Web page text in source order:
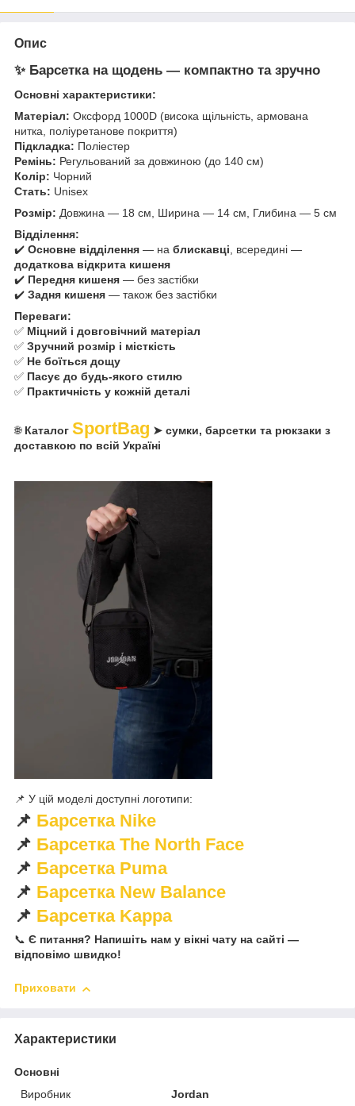
Опис
✨ Барсетка на щодень — компактно та зручно
Основні характеристики:
Матеріал: Оксфорд 1000D (висока щільність, армована
нитка, поліуретанове покриття)
Підкладка: Поліестер
Ремінь: Регульований за довжиною (до 140 см)
Колір: Чорний
Стать: Unisex
Розмір: Довжина — 18 см, Ширина — 14 см, Глибина — 5 см
Відділення:
✔️ Основне відділення — на блискавці , всередині —
додаткова відкрита кишеня
✔️ Передня кишеня — без застібки
✔️ Задня кишеня — також без застібки
Переваги:
✅ Міцний і довговічний матеріал
✅ Зручний розмір і місткість
✅ Не боїться дощу
✅ Пасує до будь-якого стилю
✅ Практичність у кожній деталі
🌐 Каталог SportBag ➤ сумки, барсетки та рюкзаки з
доставкою по всій Україні
📌 У цій моделі доступні логотипи:
📌 Барсетка Nike
📌 Барсетка The North Face
📌 Барсетка Puma
📌 Барсетка New Balance
📌 Барсетка Kappa
📞 Є питання? Напишіть нам у вікні чату на сайті —
відповімо швидко!
Приховати
Характеристики
Основні
Виробник
Jordan